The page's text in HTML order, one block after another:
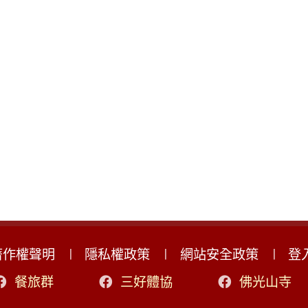
權聲明 隱私權政策 網站安全政策
登
餐旅群
三好體協 佛光山寺